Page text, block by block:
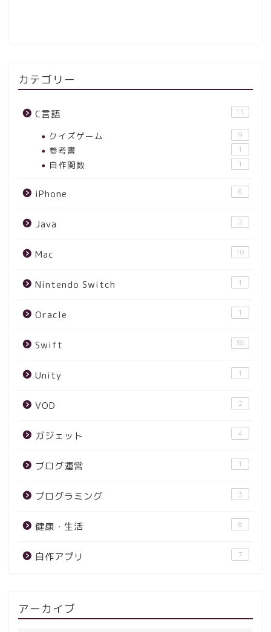
カテゴリー
C言語 11
クイズゲーム 9
参考書 1
自作関数 1
iPhone 6
Java 2
Mac 10
Nintendo Switch 1
Oracle 1
Swift 38
Unity 1
VOD 2
ガジェット 4
ブログ運営 1
プログラミング 3
健康・生活 6
自作アプリ 7
アーカイブ